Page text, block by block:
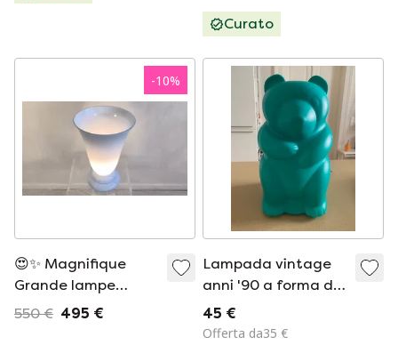
Curato
-10%
😍✨ Magnifique
Grande lampe
vintage en Verre de
550 € 495 €
Lampada vintage
anni '90 a forma di
orsetto gommoso di
Trend-Light – Rara
45 €
Offerta da35 €